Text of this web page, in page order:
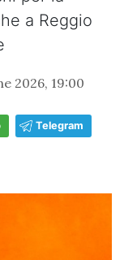
a Reggio
2026, 19:00
Telegram